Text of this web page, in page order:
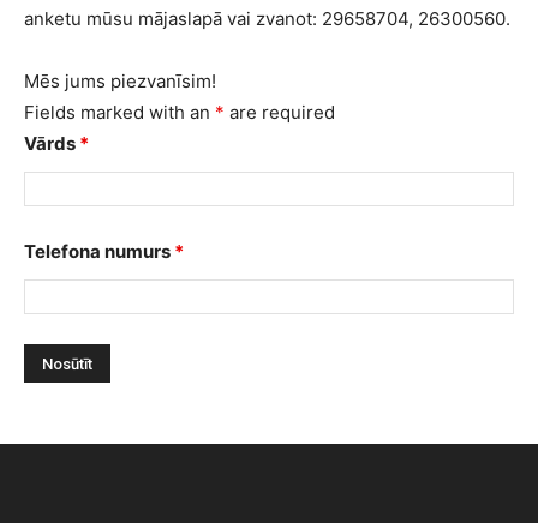
anketu mūsu mājaslapā vai zvanot: 29658704, 26300560.
Mēs jums piezvanīsim!
Fields marked with an * are required
Vārds *
Telefona numurs *